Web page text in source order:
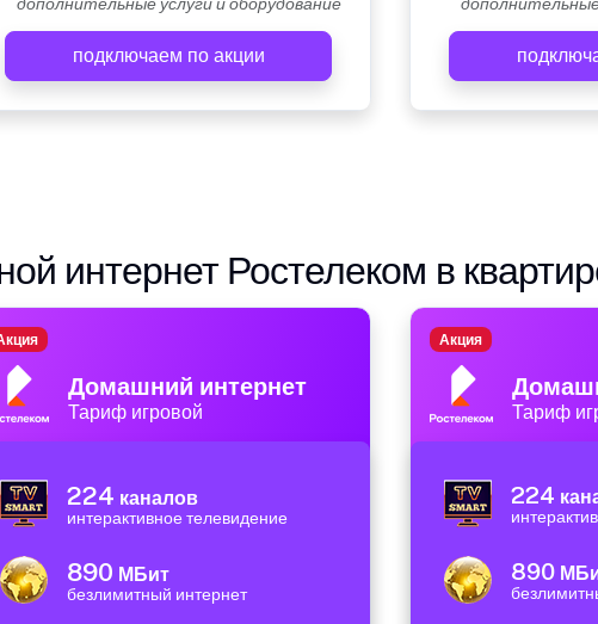
дополнительные услуги и оборудование
подключаем по акции
интернет Ростелеком в
Домашний интернет
Тариф игровой
224 каналов
интерактивное телевидение
890 МБит
безлимитный интернет
Тариф
Акция
224
890